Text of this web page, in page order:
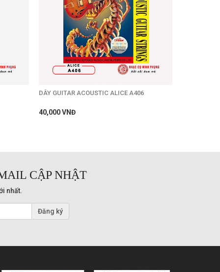
DÂY GUITAR ACOUSTIC ALICE A406
40,000 VNĐ
CẬP NHẬT
nhất.
Đăng ký